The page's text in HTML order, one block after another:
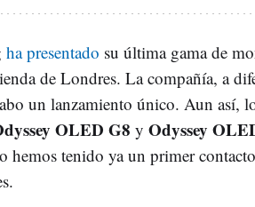
ha presentado su última gama de
de Londres. La compañía, a
un lanzamiento único. Aun así,
OLED G8 y Odyssey
hemos tenido ya un primer